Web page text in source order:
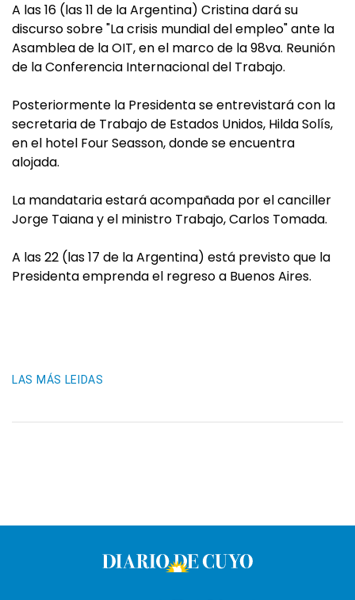
A las 16 (las 11 de la Argentina) Cristina dará su
discurso sobre "La crisis mundial del empleo" ante la
Asamblea de la OIT, en el marco de la 98va. Reunión
de la Conferencia Internacional del Trabajo.
Posteriormente la Presidenta se entrevistará con la
secretaria de Trabajo de Estados Unidos, Hilda Solís,
en el hotel Four Seasson, donde se encuentra
alojada.
La mandataria estará acompañada por el canciller
Jorge Taiana y el ministro Trabajo, Carlos Tomada.
A las 22 (las 17 de la Argentina) está previsto que la
Presidenta emprenda el regreso a Buenos Aires.
LAS MÁS LEIDAS